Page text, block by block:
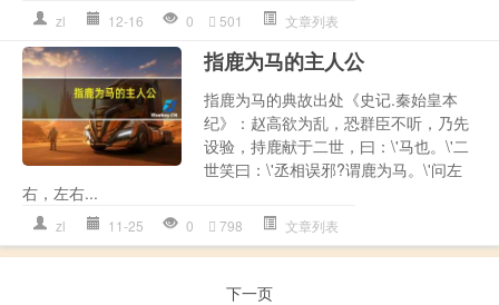
zl 12-16 0 501 文章列表
指鹿为马的主人公
指鹿为马的典故出处《史记.秦始皇本
纪》：赵高欲为乱，恐群臣不听，乃先
设验，持鹿献于二世，曰：\'马也。\'二
世笑曰：\'丞相误邪?谓鹿为马。\'问左
右，左右...
zl 11-25 0 798 文章列表
下一页